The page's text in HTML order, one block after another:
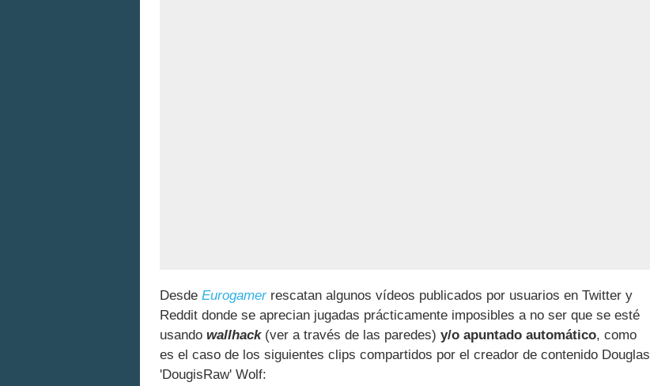
Desde Eurogamerrescatan algunos vídeos publicados por usuarios en Twitter y
Reddit donde se aprecian jugadas prácticamente imposibles a no ser que se esté
usando wallhack(ver a través de las paredes) y/o apuntado automático, como
es el caso de los siguientes clips compartidos por el creador de contenido Douglas
'DougisRaw' Wolf: